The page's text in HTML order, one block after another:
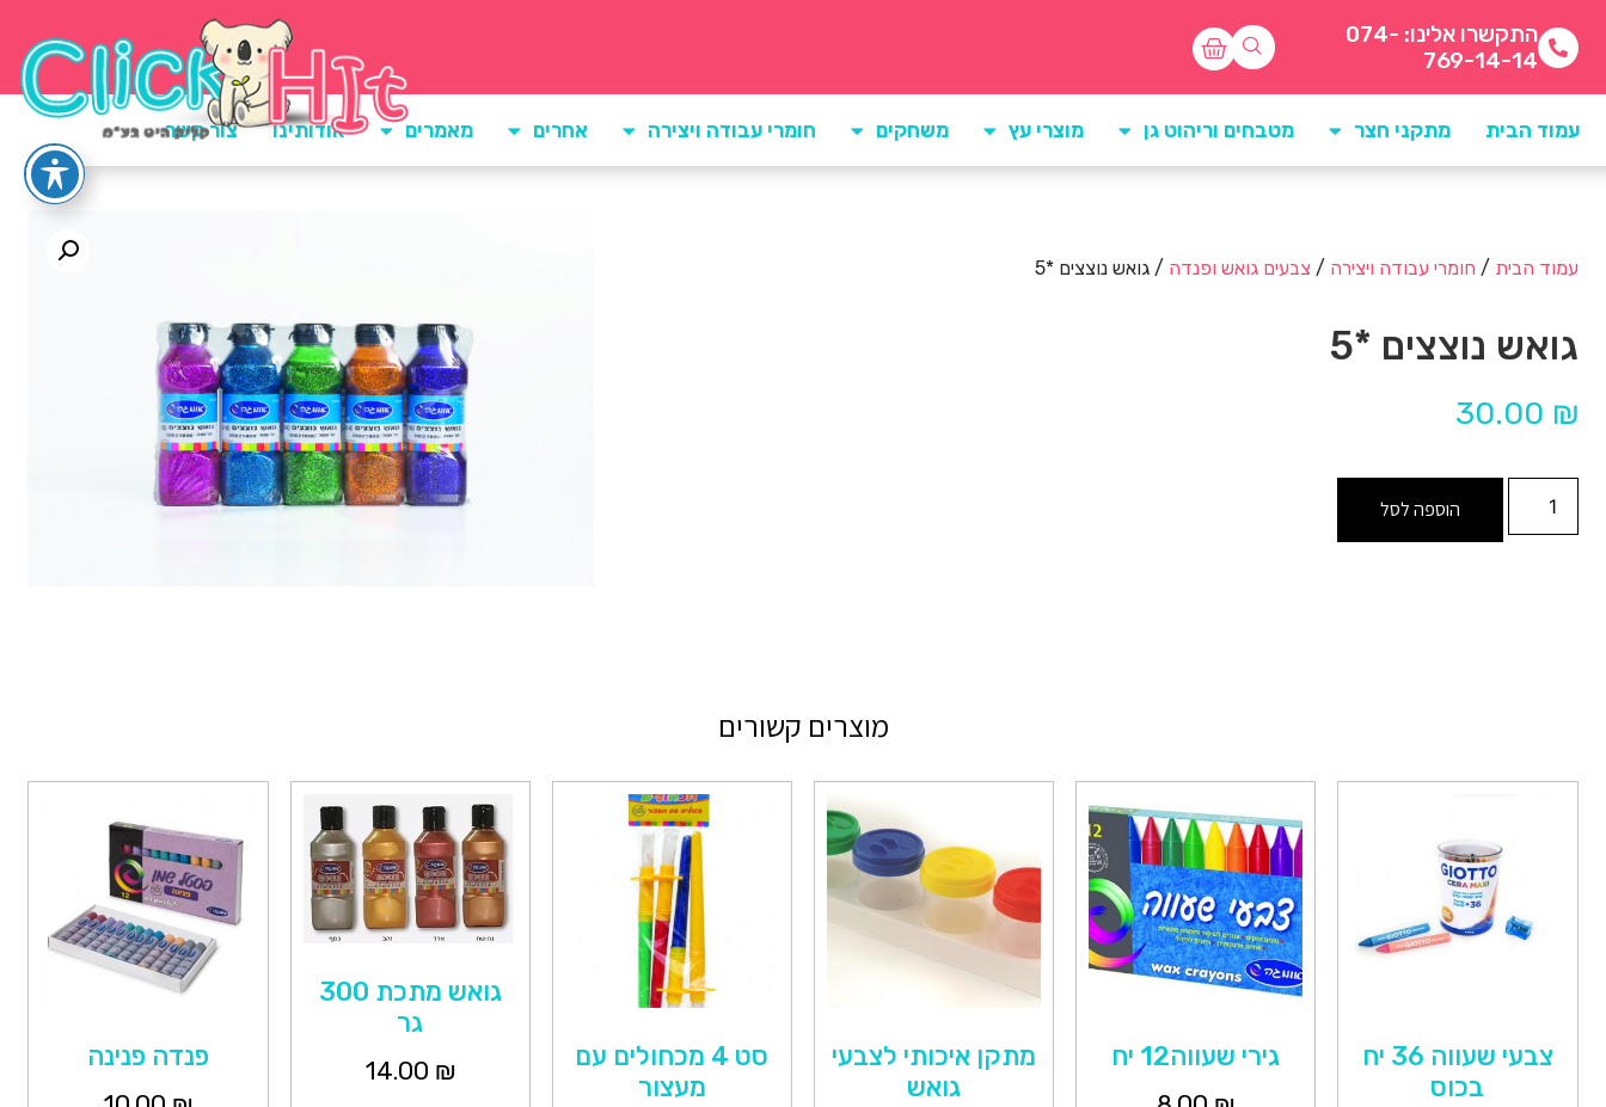
התקשרו אלינו: 074-
769-14-14
עמוד הבית מתקני חצר מטבחים וריהוט גן מוצרי עץ משחקים חומרי עבודה ויצירה אחרים מאמרים אודותינו צור קשר
עמוד הבית / חומרי עבודה ויצירה / צבעים גואש ופנדה / גואש נוצצים *5
גואש נוצצים *5
30.00 ₪
הוספה לסל
מוצרים קשורים
צבעי שעווה 36 יח
בכוס
גירי שעווה12 יח
מתקן איכותי לצבעי
גואש
סט 4 מכחולים עם
מעצור
גואש מתכת 300
גר
14.00 ₪ פנדה פנינה